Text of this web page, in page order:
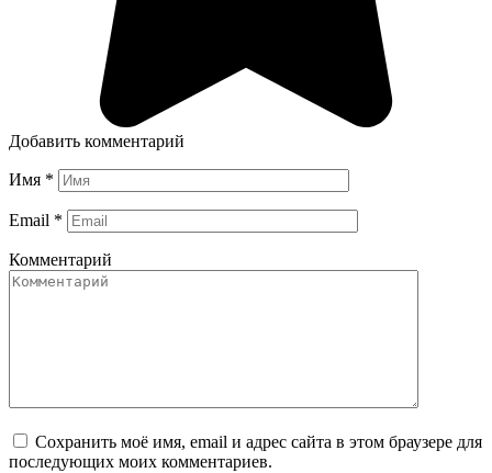
Добавить комментарий
Имя *
Email *
Комментарий
Сохранить моё имя, email и адрес сайта в этом браузере для
последующих моих комментариев.